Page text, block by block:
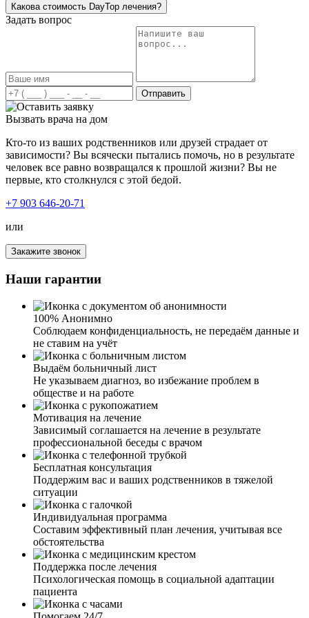
употреблять наркотики. Проходило время, и он начинал
снова. В этот раз мы обратились к вам, чему я очень
рада. Специалисты, знающие своё дело!! Комплексный
подход и индивидуальный, что очень важно в такой
проблеме. Сын смог пройти полный курс
реабилитации, как сам говорит, что на столько легко и
понятно ему не было нигде. Очень важно, что у вас есть
пожизненная поддержка! Ещё раз огромное вам
спасибо!
Я был зависим от наркотиков, временами, конечно,
остановиться не мог. Решил попробовать и обратился к
попросту не мог находиться на лечении долгое время,
мне предложили усиленный курс лечения наркомании.
Наркологи вначале провели мне очищение организма, а
дальше началась психотерапия. Был сильно удивлен, как
грамотно и четко мне все разложили по полочкам, дали
бесценные рекомендации, что делать дальше вне
клиники. Спасибо вам огромное!
Я жена наркомана. Узнав по рекомендациям о вашей
клинике, спустя какое-то время, позвонила. И могу с
уверенностью сказать, что это лучший выбор. Общение
с сотрудниками дало мне понять, что у вас работают
профессионалы, знающие своё дело. Сейчас муж
проходит лечение, я всегда на связи с сотрудниками и
могу узнать, какая динамика выздоровления, чем он
занимается, как проходит работа с психологом.
Огромное вам спасибо за каждую оказанную помощь и
поддержку в таких не легких жизненных ситуациях.
Какова стоимость DayTop лечения?
Задать вопрос
Отправить
Вызвать врача на дом
Кто-то из ваших родственников или друзей страдает от
зависимости? Вы всячески пытались помочь, но в результате
человек все равно возвращался к прошлой жизни? Вы не
первые, кто столкнулся с этой бедой.
+7 903 646-20-71
или
Закажите звонок
Наши гарантии
100% Анонимно
Соблюдаем конфиденциальность, не передаём данные и
не ставим на учёт
Выдаём больничный лист
Не указываем диагноз, во избежание проблем в
обществе и на работе
Мотивация на лечение
Зависимый соглашается на лечение в результате
профессиональной беседы с врачом
Бесплатная консультация
Поддержим вас и ваших родственников в тяжелой
ситуации
Индивидуальная программа
Составим эффективный план лечения, учитывая все
обстоятельства
Поддержка после лечения
Психологическая помощь в социальной адаптации
пациента